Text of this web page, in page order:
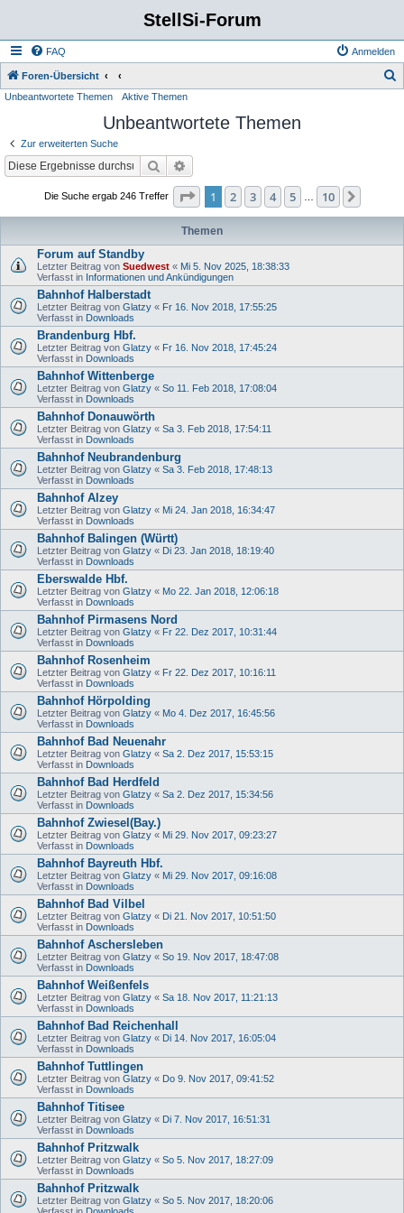
StellSi-Forum
FAQ Anmelden
Foren-Übersicht
Unbeantwortete Themen Aktive Themen
Unbeantwortete Themen
Zur erweiterten Suche
Suche
Die Suche ergab 246 Treffer Seite 1von 10
1 2 3 4 5 10
Themen
Forum auf Standby
Letzter Beitrag von Suedwest « Mi 5. Nov 2025, 18:38:33
Verfasst in Informationen und Ankündigungen
Bahnhof Halberstadt
Letzter Beitrag von Glatzy « Fr 16. Nov 2018, 17:55:25
Verfasst in Downloads
Brandenburg Hbf.
Letzter Beitrag von Glatzy « Fr 16. Nov 2018, 17:45:24
Verfasst in Downloads
Bahnhof Wittenberge
Letzter Beitrag von Glatzy « So 11. Feb 2018, 17:08:04
Verfasst in Downloads
Bahnhof Donauwörth
Letzter Beitrag von Glatzy « Sa 3. Feb 2018, 17:54:11
Verfasst in Downloads
Bahnhof Neubrandenburg
Letzter Beitrag von Glatzy « Sa 3. Feb 2018, 17:48:13
Verfasst in Downloads
Bahnhof Alzey
Letzter Beitrag von Glatzy « Mi 24. Jan 2018, 16:34:47
Verfasst in Downloads
Bahnhof Balingen (Württ)
Letzter Beitrag von Glatzy « Di 23. Jan 2018, 18:19:40
Verfasst in Downloads
Eberswalde Hbf.
Letzter Beitrag von Glatzy « Mo 22. Jan 2018, 12:06:18
Verfasst in Downloads
Bahnhof Pirmasens Nord
Letzter Beitrag von Glatzy « Fr 22. Dez 2017, 10:31:44
Verfasst in Downloads
Bahnhof Rosenheim
Letzter Beitrag von Glatzy « Fr 22. Dez 2017, 10:16:11
Verfasst in Downloads
Bahnhof Hörpolding
Letzter Beitrag von Glatzy « Mo 4. Dez 2017, 16:45:56
Verfasst in Downloads
Bahnhof Bad Neuenahr
Letzter Beitrag von Glatzy « Sa 2. Dez 2017, 15:53:15
Verfasst in Downloads
Bahnhof Bad Herdfeld
Letzter Beitrag von Glatzy « Sa 2. Dez 2017, 15:34:56
Verfasst in Downloads
Bahnhof Zwiesel(Bay.)
Letzter Beitrag von Glatzy « Mi 29. Nov 2017, 09:23:27
Verfasst in Downloads
Bahnhof Bayreuth Hbf.
Letzter Beitrag von Glatzy « Mi 29. Nov 2017, 09:16:08
Verfasst in Downloads
Bahnhof Bad Vilbel
Letzter Beitrag von Glatzy « Di 21. Nov 2017, 10:51:50
Verfasst in Downloads
Bahnhof Aschersleben
Letzter Beitrag von Glatzy « So 19. Nov 2017, 18:47:08
Verfasst in Downloads
Bahnhof Weißenfels
Letzter Beitrag von Glatzy « Sa 18. Nov 2017, 11:21:13
Verfasst in Downloads
Bahnhof Bad Reichenhall
Letzter Beitrag von Glatzy « Di 14. Nov 2017, 16:05:04
Verfasst in Downloads
Bahnhof Tuttlingen
Letzter Beitrag von Glatzy « Do 9. Nov 2017, 09:41:52
Verfasst in Downloads
Bahnhof Titisee
Letzter Beitrag von Glatzy « Di 7. Nov 2017, 16:51:31
Verfasst in Downloads
Bahnhof Pritzwalk
Letzter Beitrag von Glatzy « So 5. Nov 2017, 18:27:09
Verfasst in Downloads
Bahnhof Pritzwalk
Letzter Beitrag von Glatzy « So 5. Nov 2017, 18:20:06
Verfasst in Downloads